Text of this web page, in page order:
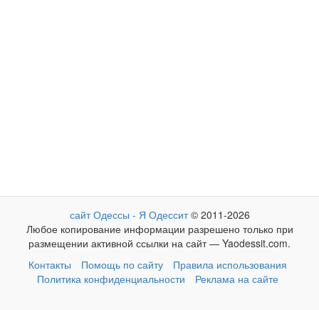
сайт Одессы - Я Одессит© 2011-2026
Любое копирование информации разрешено только при
размещении активной ссылки на сайт — Yaodessit.com.
Контакты
Помощь по сайту
Правила использования
Политика конфиденциальности
Реклама на сайте